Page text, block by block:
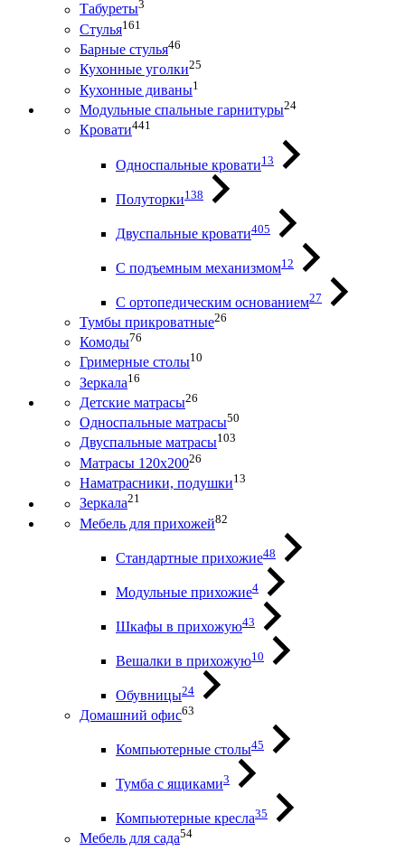
Табуреты3
Стулья161
Барные стулья46
Кухонные уголки25
Кухонные диваны1
Модульные спальные гарнитуры24
Кровати441
Односпальные кровати13
Полуторки138
Двуспальные кровати405
С подъемным механизмом12
С ортопедическим основанием27
Тумбы прикроватные26
Комоды76
Гримерные столы10
Зеркала16
Детские матрасы26
Односпальные матрасы50
Двуспальные матрасы103
Матрасы 120х20026
Наматрасники, подушки13
Зеркала21
Мебель для прихожей82
Стандартные прихожие48
Модульные прихожие4
Шкафы в прихожую43
Вешалки в прихожую10
Обувницы24
Домашний офис63
Компьютерные столы45
Тумба с ящиками3
Компьютерные кресла35
Мебель для сада54